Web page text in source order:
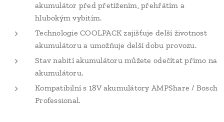
akumulátor před přetížením, přehřátím a
hlubokým vybitím.
Technologie COOLPACK zajišťuje delší životnost
akumulátoru a umožňuje delší dobu provozu.
Stav nabití akumulátoru můžete odečítat přímo na
akumulátoru.
Kompatibilní s 18V akumulátory AMPShare / Bosch
Professional.